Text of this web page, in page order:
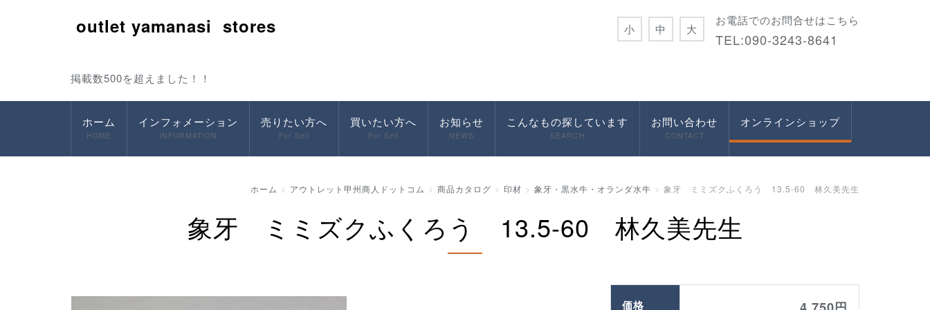
outlet yamanasi stores
掲載数500を超えました！！
お電話でのお問合せはこちら
TEL:090-3243-8641
小 中 大
ホーム
HOME
インフォメーション
INFORMATION
売りたい方へ
For Sell
買いたい方へ
For Sell
お知らせ
NEWS
こんなもの探しています
SEARCH
お問い合わせ
CONTACT
オンラインショップ
ホーム アウトレット甲州商人ドットコム 商品カタログ 印材 象牙・黒水牛・オランダ水牛 象牙 ミミズクふくろう 13.5-60 林久美先生
象牙 ミミズクふくろう 13.5-60 林久美先生
価格